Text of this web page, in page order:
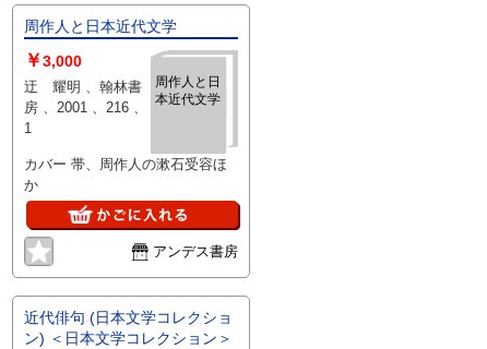
周作人と日本近代文学
周作人と日
本近代文学
￥3,000
迂 耀明 、翰林書
房 、2001 、216 、
1
カバー 帯、周作人の漱石受容ほ
か
アンデス書房
近代俳句 (日本文学コレクショ
ン) ＜日本文学コレクション＞